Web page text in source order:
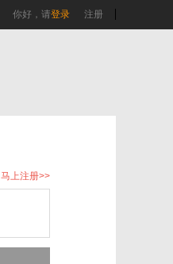
你好，请登录 注册
马上注册>>